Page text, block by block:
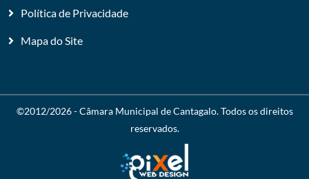
Política de Privacidade
Mapa do Site
©2012/2026 -Câmara Municipal de Cantagalo. Todos os direitos
reservados.